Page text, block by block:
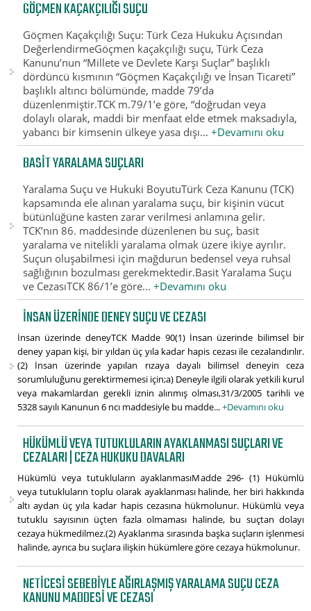
GÖÇMEN KAÇAKÇILIĞI SUÇU
Göçmen Kaçakçılığı Suçu: Türk Ceza Hukuku Açısından
DeğerlendirmeGöçmen kaçakçılığı suçu, Türk Ceza
Kanunu’nun “Millete ve Devlete Karşı Suçlar” başlıklı
dördüncü kısmının “Göçmen Kaçakçılığı ve İnsan Ticareti”
başlıklı altıncı bölümünde, madde 79’da
düzenlenmiştir.TCK m.79/1’e göre, “doğrudan veya
dolaylı olarak, maddi bir menfaat elde etmek maksadıyla,
yabancı bir kimsenin ülkeye yasa dışı...+Devamını oku
BASIT YARALAMA SUÇLARI
Yaralama Suçu ve Hukuki BoyutuTürk Ceza Kanunu (TCK)
kapsamında ele alınan yaralama suçu, bir kişinin vücut
bütünlüğüne kasten zarar verilmesi anlamına gelir.
TCK’nın 86. maddesinde düzenlenen bu suç, basit
yaralama ve nitelikli yaralama olmak üzere ikiye ayrılır.
Suçun oluşabilmesi için mağdurun bedensel veya ruhsal
sağlığının bozulması gerekmektedir.Basit Yaralama Suçu
ve CezasıTCK 86/1’e göre...+Devamını oku
İNSAN ÜZERINDE DENEY SUÇU VE CEZASI
İnsan üzerinde deneyTCK Madde 90(1) İnsan üzerinde bilimsel bir
deney yapan kişi, bir yıldan üç yıla kadar hapis cezası ile cezalandırılır.
(2) İnsan üzerinde yapılan rızaya dayalı bilimsel deneyin ceza
sorumluluğunu gerektirmemesi için;a) Deneyle ilgili olarak yetkili kurul
veya makamlardan gerekli iznin alınmış olması,31/3/2005 tarihli ve
5328 sayılı Kanunun 6 ncı maddesiyle bu madde...+Devamını oku
HÜKÜMLÜ VEYA TUTUKLULARIN AYAKLANMASI SUÇLARI VE
CEZALARI | CEZA HUKUKU DAVALARI
Hükümlü veya tutukluların ayaklanmasıMadde 296- (1) Hükümlü
veya tutukluların toplu olarak ayaklanması halinde, her biri hakkında
altı aydan üç yıla kadar hapis cezasına hükmolunur. Hükümlü veya
tutuklu sayısının üçten fazla olmaması halinde, bu suçtan dolayı
cezaya hükmedilmez.(2) Ayaklanma sırasında başka suçların işlenmesi
halinde, ayrıca bu suçlara ilişkin hükümlere göre cezaya hükmolunur.
NETICESI SEBEBIYLE AĞIRLAŞMIŞ YARALAMA SUÇU CEZA
KANUNU MADDESI VE CEZASI